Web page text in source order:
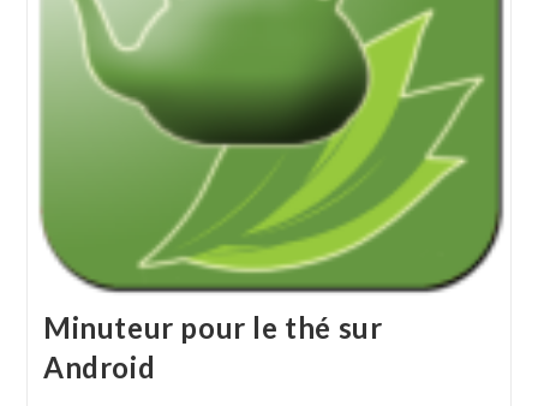
Minuteur pour le thé sur
Android